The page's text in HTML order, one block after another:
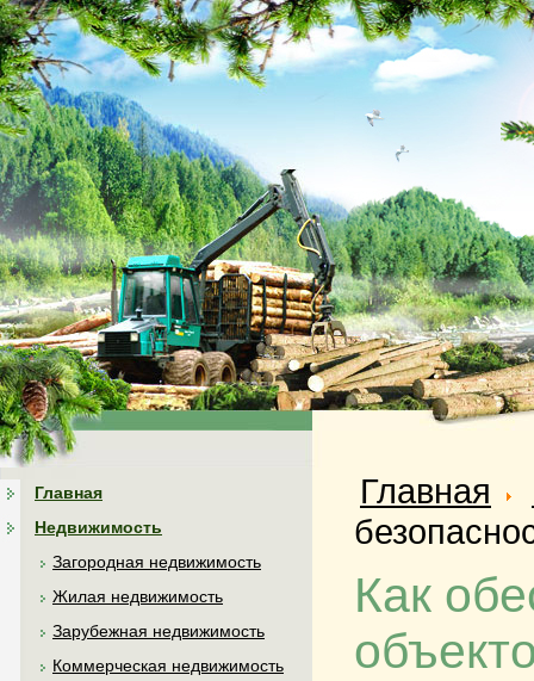
Главная
Недвижимость
Загородная недвижимость
Жилая недвижимость
Зарубежная недвижимость
Коммерческая недвижимость
Главная
Как